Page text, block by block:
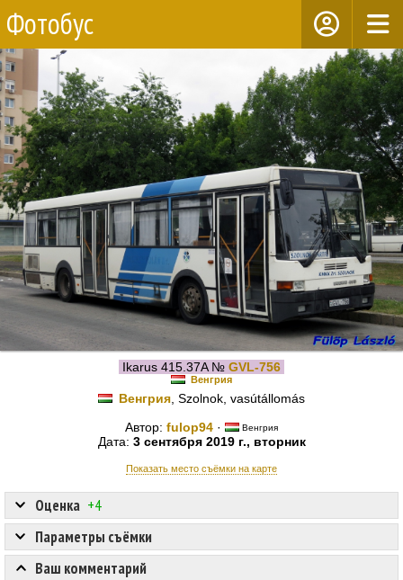
Фотобус
Ikarus 415.37A № GVL-756
Венгрия
Венгрия , Szolnok, vasútállomás
Автор: fulop94 · Венгрия
Дата: 3 сентября 2019 г., вторник
Показать место съёмки на карте
Оценка +4
Параметры съёмки
Ваш комментарий